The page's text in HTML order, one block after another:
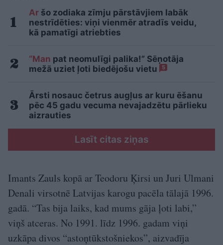
Ar šo zodiaka zīmju pārstāvjiem labāk
nestrīdēties: viņi vienmēr atradīs veidu,
kā pamatīgi atriebties
“Man pat neomulīgi palika!” Sēņotāja
mežā uziet ļoti biedējošu vietu
5
Ārsti nosauc četrus augļus ar kuru ēšanu
pēc 45 gadu vecuma nevajadzētu pārlieku
aizrauties
Lasīt citas ziņas
Imants Zauls kopā ar Teodoru Ķirsi un Juri Ulmani
Denali virsotnē Latvijas karogu pacēla tālajā 1996.
gadā. “Tas bija laiks, kad mums gāja ļoti labi,”
viņš atceras. No 1991. līdz 1996. gadam viņi
uzkāpa divos “astoņtūkstošniekos”, aizvadīja